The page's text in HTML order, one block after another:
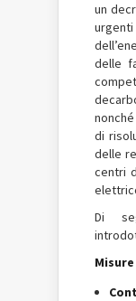
un
delle
di
delle
centri
Di